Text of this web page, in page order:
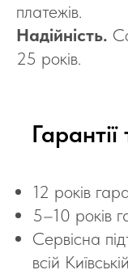
платежів.
Надійність.
25 років.
12 років
5–10 років
Сервісна
всій